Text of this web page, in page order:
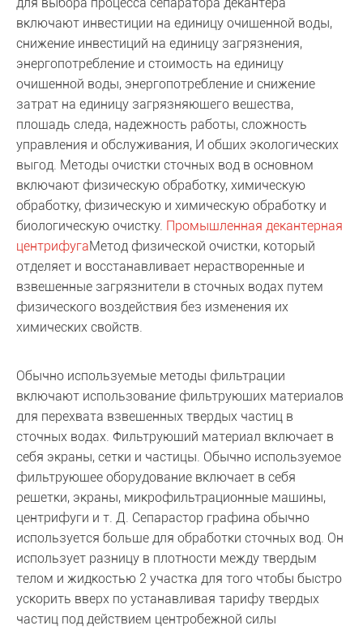
включают инвестиции на единицу очищенной воды,
снижение инвестиций на единицу загрязнения,
энергопотребление и стоимость на единицу
очищенной воды, энергопотребление и снижение
затрат на единицу загрязняющего вещества,
площадь следа, надежность работы, сложность
управления и обслуживания, И общих экологических
выгод. Методы очистки сточных вод в основном
включают физическую обработку, химическую
обработку, физическую и химическую обработку и
биологическую очистку. Промышленная декантерная
центрифугаМетод физической очистки, который
отделяет и восстанавливает нерастворенные и
взвешенные загрязнители в сточных водах путем
физического воздействия без изменения их
химических свойств.
Обычно используемые методы фильтрации
включают использование фильтрующих материалов
для перехвата взвешенных твердых частиц в
сточных водах. Фильтрующий материал включает в
себя экраны, сетки и частицы. Обычно используемое
фильтрующее оборудование включает в себя
решетки, экраны, микрофильтрационные машины,
центрифуги и т. Д. Сепарастор графина обычно
используется больше для обработки сточных вод. Он
использует разницу в плотности между твердым
телом и жидкостью 2 участка для того чтобы быстро
ускорить вверх по устанавливая тарифу твердых
частиц под действием центробежной силы